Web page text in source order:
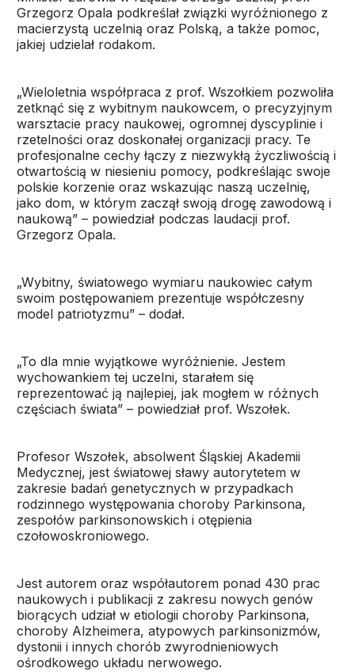
Grzegorz Opala podkreślał związki wyróżnionego z
macierzystą uczelnią oraz Polską, a także pomoc,
jakiej udzielał rodakom.
„Wieloletnia współpraca z prof. Wszołkiem pozwoliła
zetknąć się z wybitnym naukowcem, o precyzyjnym
warsztacie pracy naukowej, ogromnej dyscyplinie i
rzetelności oraz doskonałej organizacji pracy. Te
profesjonalne cechy łączy z niezwykłą życzliwością i
otwartością w niesieniu pomocy, podkreślając swoje
polskie korzenie oraz wskazując naszą uczelnię,
jako dom, w którym zaczął swoją drogę zawodową i
naukową” – powiedział podczas laudacji prof.
Grzegorz Opala.
„Wybitny, światowego wymiaru naukowiec całym
swoim postępowaniem prezentuje współczesny
model patriotyzmu” – dodał.
„To dla mnie wyjątkowe wyróżnienie. Jestem
wychowankiem tej uczelni, starałem się
reprezentować ją najlepiej, jak mogłem w różnych
częściach świata” – powiedział prof. Wszołek.
Profesor Wszołek, absolwent Śląskiej Akademii
Medycznej, jest światowej sławy autorytetem w
zakresie badań genetycznych w przypadkach
rodzinnego występowania choroby Parkinsona,
zespołów parkinsonowskich i otępienia
czołowoskroniowego.
Jest autorem oraz współautorem ponad 430 prac
naukowych i publikacji z zakresu nowych genów
biorących udział w etiologii choroby Parkinsona,
choroby Alzheimera, atypowych parkinsonizmów,
dystonii i innych chorób zwyrodnieniowych
ośrodkowego układu nerwowego.